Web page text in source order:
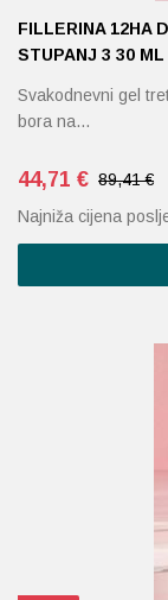
FILLERINA 12HA
STUPANJ 3 30 ML
Svakodnevni gel
bora na…
44,71 € 89,41 €
Najniža cijena